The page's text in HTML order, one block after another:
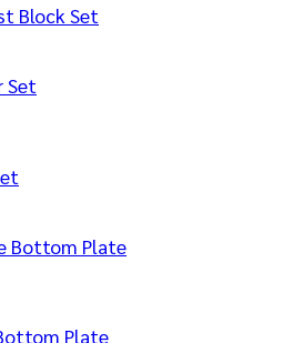
Block Set
Plate